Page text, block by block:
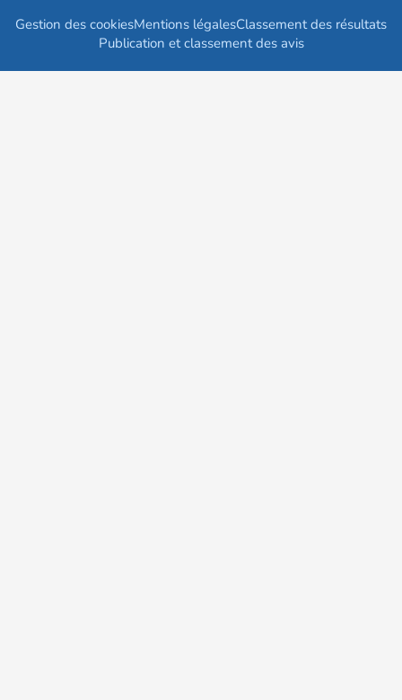
Gestion des cookiesMentions légalesClassement des résultats
Publication et classement des avis